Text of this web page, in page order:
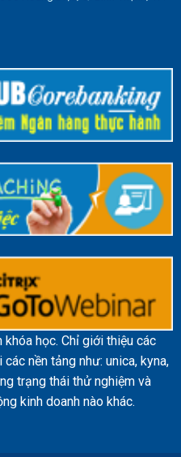
học. Chỉ giới thiệu các
nền tảng như: unica, kyna,
trạng thái thử nghiệm và
kinh doanh nào khác.